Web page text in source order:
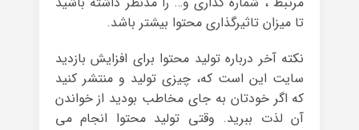
تا میزان تاثیرگذاری محتوا بیشتر باشد.
نکته آخر درباره تولید محتوا برای افزایش بازدید
سایت این است که، چیزی تولید و منتشر کنید
که اگر خودتان به جای مخاطب بودید از خواندن
آن لذت ببرید. وقتی تولید محتوا انجام می